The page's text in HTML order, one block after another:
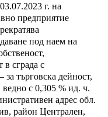
г. на
предприятие
под наем на
в сграда с
търговска дейност,
с 0,305 % ид. ч.
адрес обл.
район Централен,